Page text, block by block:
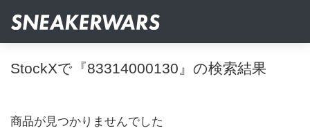
StockXで『83314000130』の検索結果
商品が見つかりませんでした